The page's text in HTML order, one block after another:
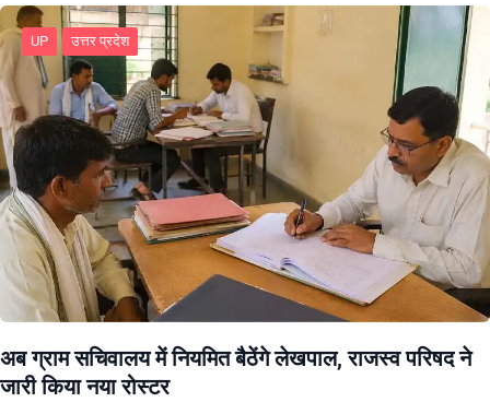
UP उत्तर प्रदेश
अब ग्राम सचिवालय में नियमित बैठेंगे लेखपाल, राजस्व परिषद ने
जारी किया नया रोस्टर